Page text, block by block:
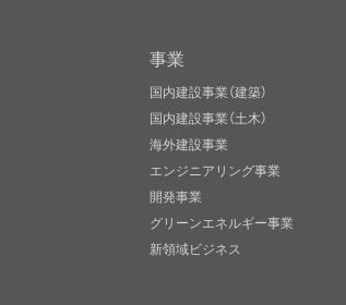
事業
国内建設事業（建築）
国内建設事業（土木）
海外建設事業
エンジニアリング事業
開発事業
グリーンエネルギー事業
新領域ビジネス